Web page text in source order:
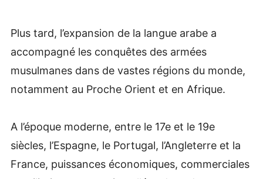
Plus tard, l’expansion de la langue arabe a
accompagné les conquêtes des armées
musulmanes dans de vastes régions du monde,
notamment au Proche Orient et en Afrique.
A l’époque moderne, entre le 17e et le 19e
siècles, l’Espagne, le Portugal, l’Angleterre et la
France, puissances économiques, commerciales